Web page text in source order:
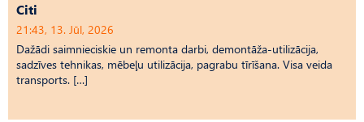
Citi
21:43, 13. Jūl, 2026
Dažādi saimnieciskie un remonta darbi, demontāža-utilizācija,
sadzīves tehnikas, mēbeļu utilizācija, pagrabu tīrīšana. Visa veida
transports. […]